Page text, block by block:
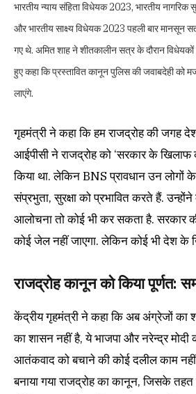
भारतीय न्याय संहिता विधेयक 2023, भारतीय नागरिक
और भारतीय साक्ष्य विधेयक 2023 पहली बार मानसून
गए थे. अमित शाह ने शीतकालीन सत्र के दौरान
हुए कहा कि प्रस्तावित कानून पुलिस की जवाबदेही को
लाएंगे.
गृहमंत्री ने कहा कि हम राजद्रोह की जगह
आईपीसी ने राजद्रोह को ‘सरकार के खिलाफ
किया था. लेकिन BNS प्रावधान उन लोगों
संप्रभुता, सुरक्षा को प्रभावित करते हैं.
आलोचना तो कोई भी कर सकता है. सरकार
कोई जेल नहीं जाएगा. लेकिन कोई भी देश के
राजद्रोह कानून को किया पूर्णत:
केंद्रीय गृहमंत्री ने कहा कि अब अंग्रेजों का
का शासन नहीं है, ये भाजपा और नरेन्द्र मोदी
आतंकवाद को बचाने की कोई दलील काम नहीं
बनाया गया राजद्रोह का कानून, जिसके तहत